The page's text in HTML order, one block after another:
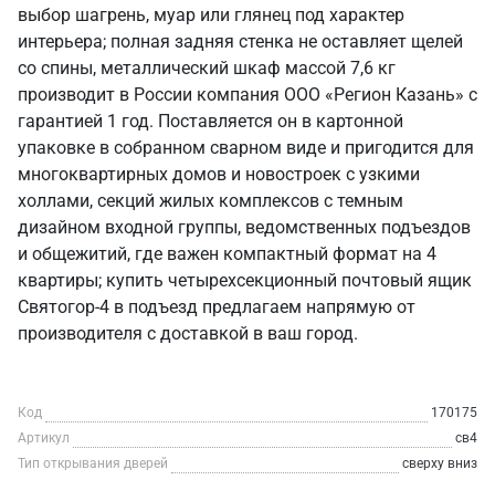
выбор шагрень, муар или глянец под характер
интерьера; полная задняя стенка не оставляет щелей
со спины, металлический шкаф массой 7,6 кг
производит в России компания ООО «Регион Казань» с
гарантией 1 год. Поставляется он в картонной
упаковке в собранном сварном виде и пригодится для
многоквартирных домов и новостроек с узкими
холлами, секций жилых комплексов с темным
дизайном входной группы, ведомственных подъездов
и общежитий, где важен компактный формат на 4
квартиры; купить четырехсекционный почтовый ящик
Святогор-4 в подъезд предлагаем напрямую от
производителя с доставкой в ваш город.
Код
170175
Артикул
св4
Тип открывания дверей
сверху вниз